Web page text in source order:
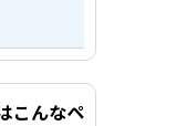
こんなペ